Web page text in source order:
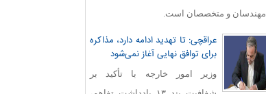
مهندسان و متخصصان است.
عراقچی: تا تهدید ادامه دارد، مذاکره
برای توافق نهایی آغاز نمی‌شود
وزیر امور خارجه با تأکید بر